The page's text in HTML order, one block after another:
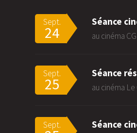
Sept.
24
Séance
au cinéma
Sept.
25
Séance
au cinéma
Sept. Séance